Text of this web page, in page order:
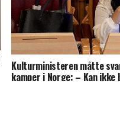
Kulturministeren måtte
kamper i Norge: – Kan ikke